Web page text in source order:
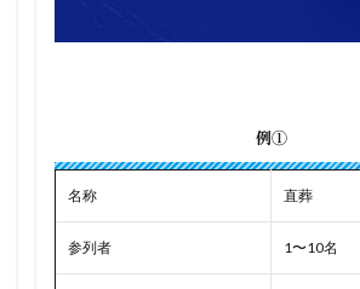
例①
名称 直葬
参列者 1〜10名